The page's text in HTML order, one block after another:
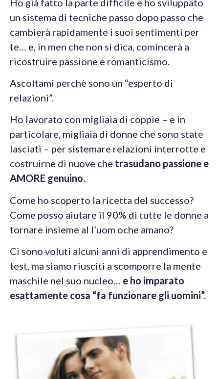
un sistema di tecniche passo dopo passo che
cambierà rapidamente i suoi sentimenti per
te… e, in men che non si dica, comincerà a
ricostruire passione e romanticismo.
Ascoltami perchè sono un “esperto di
relazioni”.
Ho lavorato con migliaia di coppie – e in
particolare, migliaia di donne che sono state
lasciati – per sistemare relazioni interrotte e
costruirne di nuove che trasudano passione e
AMORE genuino.
Come ho scoperto la ricetta del successo?
Come posso aiutare il 90% di tutte le donne a
tornare insieme al l’uom oche amano?
Ci sono voluti alcuni anni di apprendimento e
test, ma siamo riusciti a scomporre la mente
maschile nel suo nucleo… e ho imparato
esattamente cosa “fa funzionare gli uomini”.